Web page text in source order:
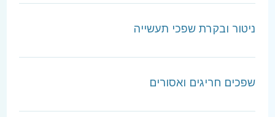
ניטור ובקרת שפכי תעשייה
שפכים חריגים ואסורים